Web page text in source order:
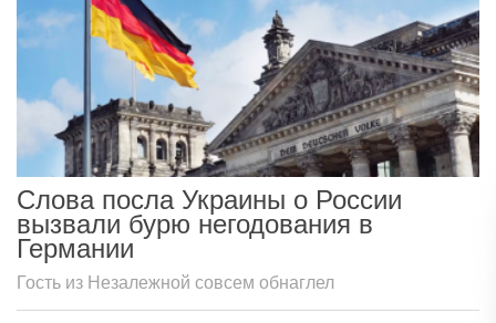
Слова посла Украины о России
вызвали бурю негодования в
Германии
Гость из Незалежной совсем обнаглел